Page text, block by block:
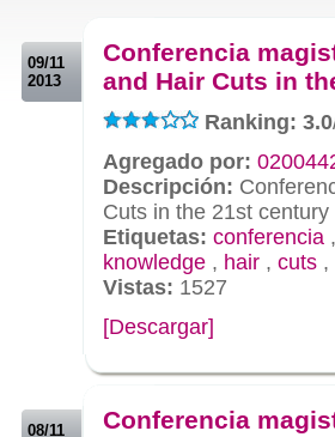
09/11
2013
Conferencia
and Hair Cuts in
Ranking: 3.0
Agregado por:
Descripción:
Cuts in the 21st century
Etiquetas: conferencia ,
knowledge , hair , cuts ,
Vistas: 1527
[Descargar]
08/11
Conferencia